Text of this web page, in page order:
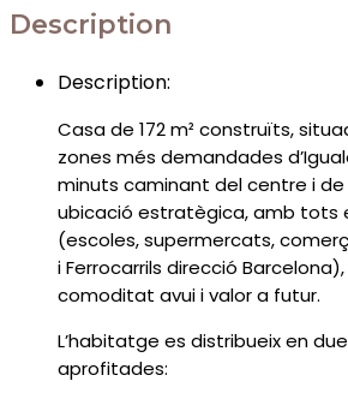
Description
Description:
Casa de 172 m² construïts,
zones més demandades
minuts caminant del centre i de
ubicació estratègica, amb tots
(escoles, supermercats,
i Ferrocarrils direcció
comoditat avui i valor a futur.
L’habitatge es distribueix en
aprofitades: